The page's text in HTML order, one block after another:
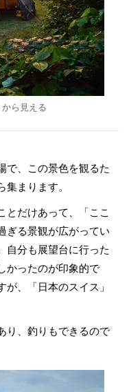
ら見える
で、この景色を観るた
まります。
だけあって、「ここ
ぎる景観が広がってい
自分も展望台に行った
かったのが印象的で
、「日本のスイス」
り、釣りもできるので